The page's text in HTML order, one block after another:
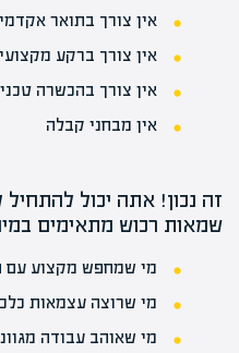
אין צורך בתואר אקדמי
אין צורך ברקע
אין צורך בהכשרה
אין מבחני קבלה
זה נכון! אתה יכול
שמאות רכוש מתאימים
מי שמחפש מקצוע עם
מי שרוצה עצמאות
מי שאוהב עבודה